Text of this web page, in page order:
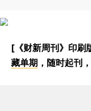
[《财新周刊》印刷
藏单期 ，随时起刊